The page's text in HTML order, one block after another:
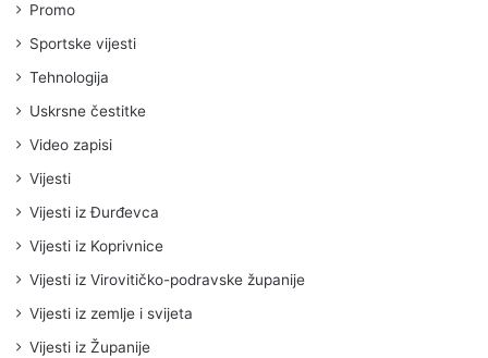
Promo
Sportske vijesti
Tehnologija
Uskrsne čestitke
Video zapisi
Vijesti
Vijesti iz Đurđevca
Vijesti iz Koprivnice
Vijesti iz Virovitičko-podravske županije
Vijesti iz zemlje i svijeta
Vijesti iz Županije